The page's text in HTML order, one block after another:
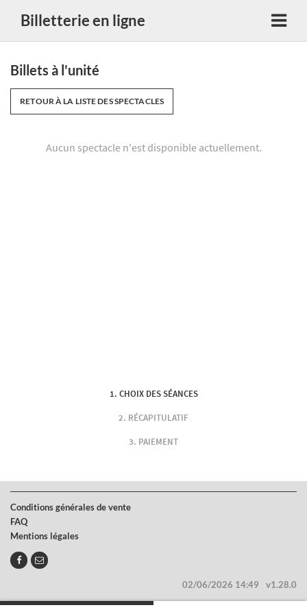
Billetterie en ligne
Billets à l'unité
RETOUR À LA LISTE DES SPECTACLES
Aucun spectacle n'est disponible actuellement.
CHOIX DES SÉANCES
RÉCAPITULATIF
PAIEMENT
Conditions générales de vente
FAQ
Mentions légales
02/06/2026 14:49 v1.28.0